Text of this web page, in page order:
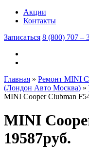
Акции
Контакты
Записаться 8 (800) 707 –
Главная » Ремонт MINI
(Лондон Авто Москва) »
MINI Cooper Clubman
MINI
19587руб.